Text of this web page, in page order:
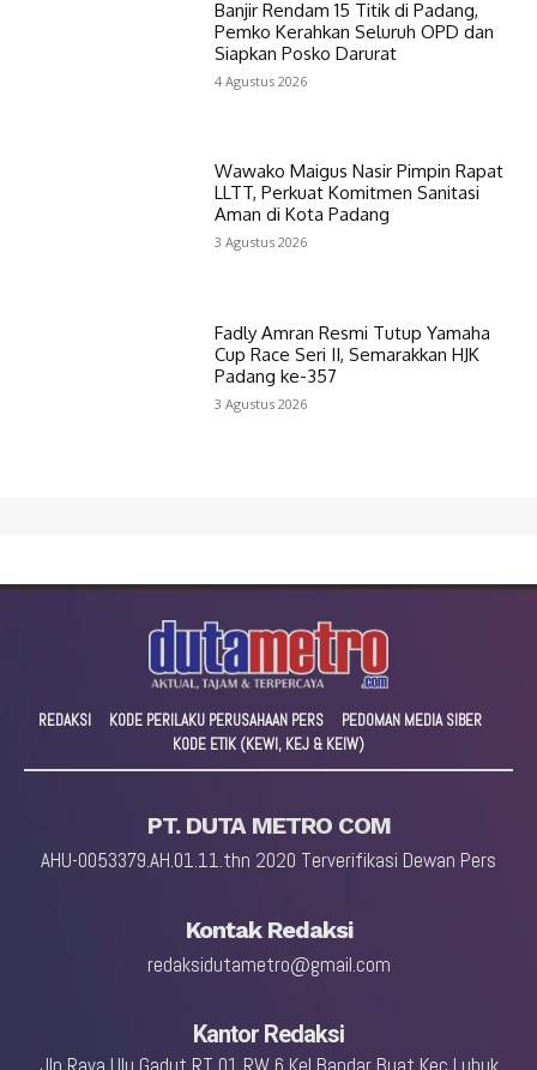
Banjir Rendam 15 Titik di Padang,
Pemko Kerahkan Seluruh OPD dan
Siapkan Posko Darurat
4 Agustus 2026
Wawako Maigus Nasir Pimpin Rapat
LLTT, Perkuat Komitmen Sanitasi
Aman di Kota Padang
3 Agustus 2026
Fadly Amran Resmi Tutup Yamaha
Cup Race Seri II, Semarakkan HJK
Padang ke-357
3 Agustus 2026
REDAKSI KODE PERILAKU PERUSAHAAN PERS
PEDOMAN MEDIA SIBER
KODE ETIK (KEWI, KEJ & KEIW)
PT. DUTA METRO COM
AHU-0053379.AH.01.11.thn 2020 Terverifikasi Dewan Pers
Kontak Redaksi
redaksidutametro@gmail.com
Kantor Redaksi